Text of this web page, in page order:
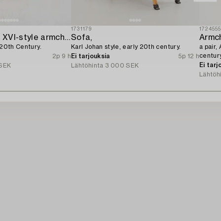
A pair of Louis XVI-style armchairs,
Century.
2p 9 h
1731179
Sofa,
Karl Johan style, early 20th century.
Ei tarjouksia
5p 12 h
Lähtöhinta 3 000 SEK
1724555
a pair,
Ei